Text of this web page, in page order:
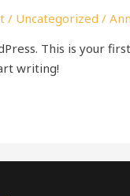
/ Uncategorized /
This is your
writing!